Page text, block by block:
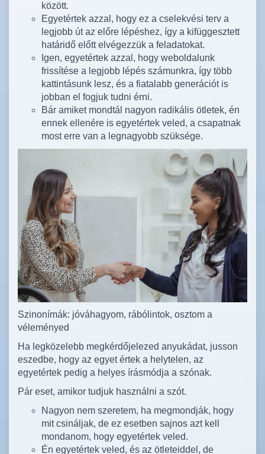
között.
Egyetértek azzal, hogy ez a cselekvési terv a
legjobb út az előre lépéshez, így a kifüggesztett
határidő előtt elvégezzük a feladatokat.
Igen, egyetértek azzal, hogy weboldalunk
frissítése a legjobb lépés számunkra, így több
kattintásunk lesz, és a fiatalabb generációt is
jobban el fogjuk tudni érni.
Bár amiket mondtál nagyon radikális ötletek, én
ennek ellenére is egyetértek veled, a csapatnak
most erre van a legnagyobb szüksége.
Szinonímák: jóváhagyom, rábólintok, osztom a
véleményed
Ha legközelebb megkérdőjelezed anyukádat, jusson
eszedbe, hogy az egyet értek a helytelen, az
egyetértek pedig a helyes írásmódja a szónak.
Pár eset, amikor tudjuk használni a szót.
Nagyon nem szeretem, ha megmondják, hogy
mit csináljak, de ez esetben sajnos azt kell
mondanom, hogy egyetértek veled.
Én egyetértek veled, és az ötleteiddel, de